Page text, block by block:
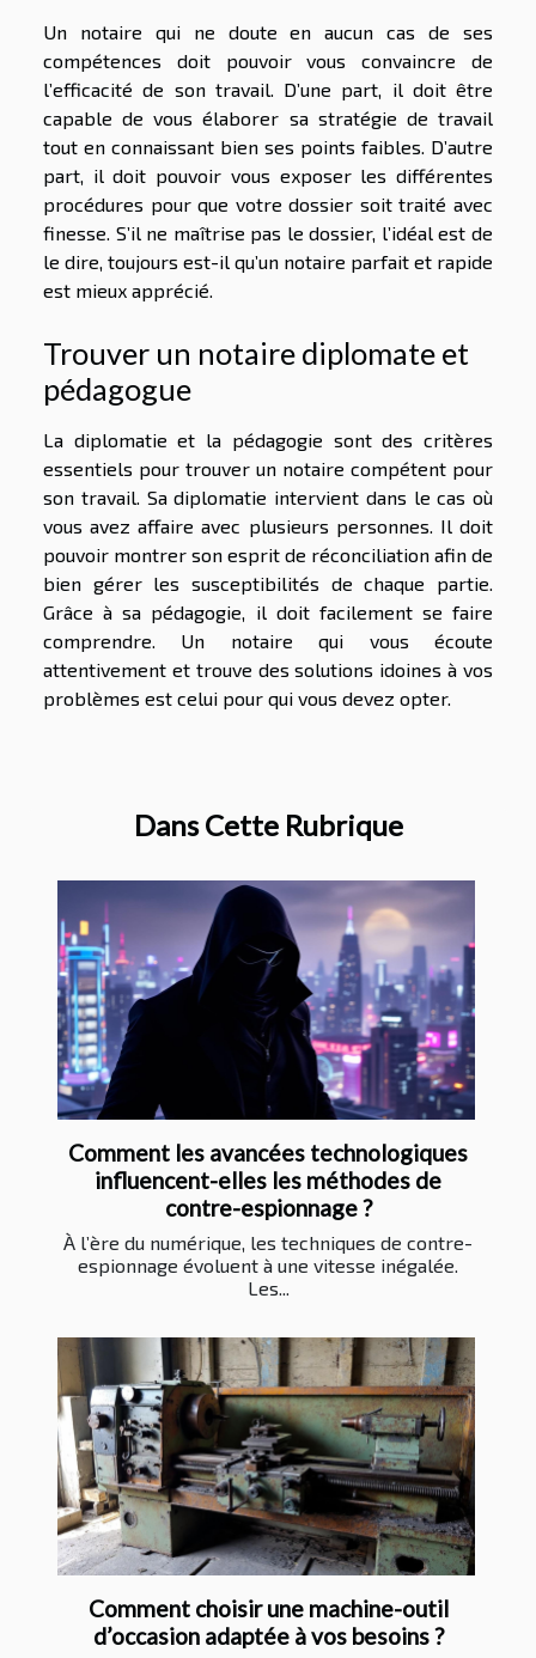
Un notaire qui ne doute en aucun cas de ses
compétences doit pouvoir vous convaincre de
l’efficacité de son travail. D’une part, il doit être
capable de vous élaborer sa stratégie de travail
tout en connaissant bien ses points faibles. D’autre
part, il doit pouvoir vous exposer les différentes
procédures pour que votre dossier soit traité avec
finesse. S’il ne maîtrise pas le dossier, l’idéal est de
le dire, toujours est-il qu’un notaire parfait et rapide
est mieux apprécié.
Trouver un notaire diplomate et
pédagogue
La diplomatie et la pédagogie sont des critères
essentiels pour trouver un notaire compétent pour
son travail. Sa diplomatie intervient dans le cas où
vous avez affaire avec plusieurs personnes. Il doit
pouvoir montrer son esprit de réconciliation afin de
bien gérer les susceptibilités de chaque partie.
Grâce à sa pédagogie, il doit facilement se faire
comprendre. Un notaire qui vous écoute
attentivement et trouve des solutions idoines à vos
problèmes est celui pour qui vous devez opter.
Dans Cette Rubrique
Comment les avancées technologiques
influencent-elles les méthodes de
contre-espionnage ?
À l’ère du numérique, les techniques de contre-
espionnage évoluent à une vitesse inégalée.
Les...
Comment choisir une machine-outil
d’occasion adaptée à vos besoins ?